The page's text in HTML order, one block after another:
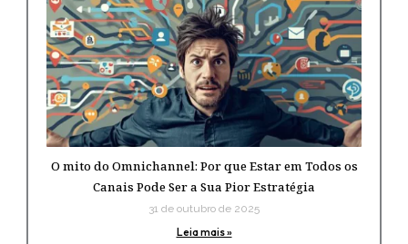
O mito do Omnichannel: Por que Estar em Todos os
Canais Pode Ser a Sua Pior Estratégia
31 de outubro de 2025
Leia mais »